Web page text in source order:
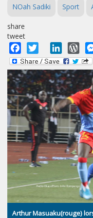
NOah Sadiki Sport
share
tweet
Facebook
Twitter LinkedIn
Arthur Masuaku(rouge)